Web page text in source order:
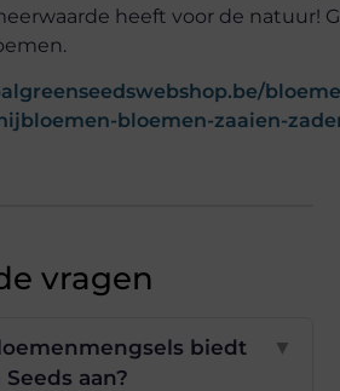
heeft voor de natuur!
bloemen-zaaien-
vragen
biedt
aan?
▼